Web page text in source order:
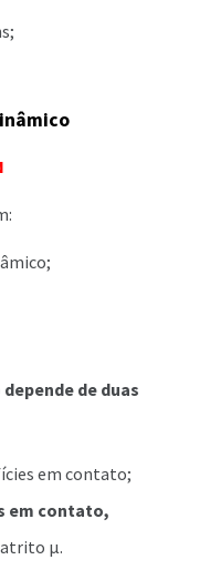
de duas
em contato;
em contato,
atrito μ.